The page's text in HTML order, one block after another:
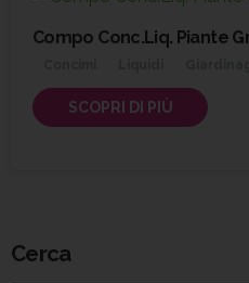
Compo Conc.Liq. Piante
SCOPRI DI PIÙ
Cerca